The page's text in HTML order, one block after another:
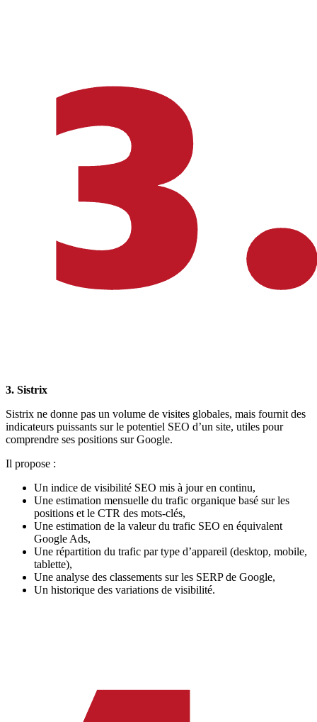
3. Sistrix
Sistrix ne donne pas un volume de visites globales, mais fournit des
indicateurs puissants sur le potentiel SEO d’un site, utiles pour
comprendre ses positions sur Google.
Il propose :
Un indice de visibilité SEO mis à jour en continu,
Une estimation mensuelle du trafic organique basé sur les
positions et le CTR des mots-clés,
Une estimation de la valeur du trafic SEO en équivalent
Google Ads,
Une répartition du trafic par type d’appareil (desktop, mobile,
tablette),
Une analyse des classements sur les SERP de Google,
Un historique des variations de visibilité.